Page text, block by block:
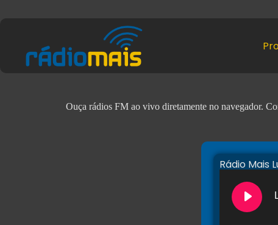
Ouça rádios FM ao vivo diretamente no navegador.
Rádio Mais